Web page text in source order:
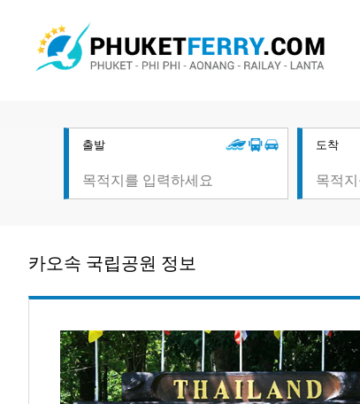
출발 도착
카오속 국립공원 정보